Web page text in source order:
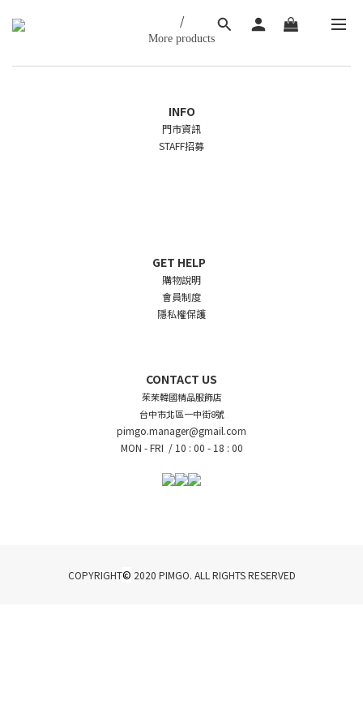
/
More products
INFO
門市資訊
STAFF招募
GET HELP
購物說明
會員制度
隱私權保護
CONTACT US
茱茉韓國精品服飾店
台中市北區一中街8號
pimgo.manager@gmail.com
MON - FRI / 10 : 00 - 18 : 00
COPYRIGHT© 2020 PIMGO. ALL RIGHTS RESERVED